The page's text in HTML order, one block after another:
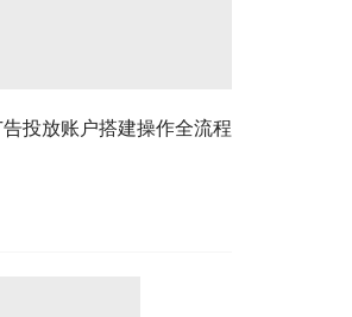
投放账户搭建操作全流程